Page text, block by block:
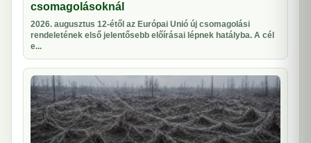
csomagolásoknál
2026. augusztus 12-étől az Európai Unió új csomagolási
rendeletének első jelentősebb előírásai lépnek hatályba. A cél
e...